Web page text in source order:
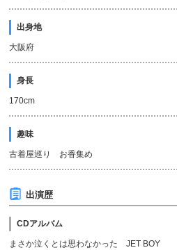
出身地
大阪府
身長
170cm
趣味
古着屋巡り お香集め
出演歴
CDアルバム
まさか泣くとは思わなかった JET BOY